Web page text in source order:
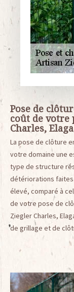
Pose de
coût de
Charles,
La pose de clôture
votre domaine une
type de structure
détériorations faites
élevé, comparé à
de votre pose de
Ziegler Charles,
de grillage et de